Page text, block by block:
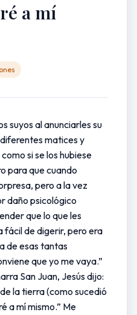
a mí
suyos al anunciarles su
matices y
si se los hubiese
para que cuando
pero a la vez
daño psicológico
que lo que les
fácil de digerir, pero era
de esas tantas
que yo me vaya.”
San Juan, Jesús dijo:
la tierra (como sucedió
a mí mismo.” Me